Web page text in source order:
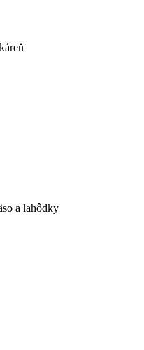
a lahôdky